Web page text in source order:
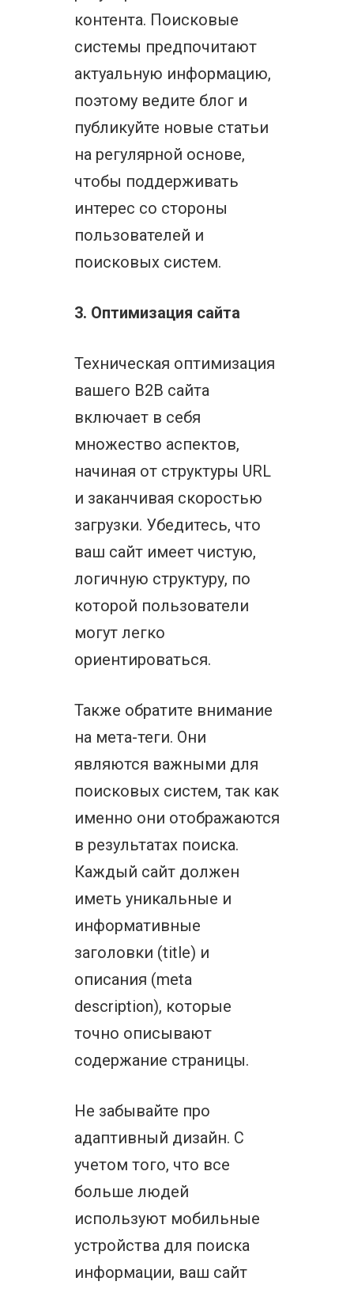
контента. Поисковые
системы предпочитают
актуальную информацию,
поэтому ведите блог и
публикуйте новые статьи
на регулярной основе,
чтобы поддерживать
интерес со стороны
пользователей и
поисковых систем.
3. Оптимизация сайта
Техническая оптимизация
вашего B2B сайта
включает в себя
множество аспектов,
начиная от структуры URL
и заканчивая скоростью
загрузки. Убедитесь, что
ваш сайт имеет чистую,
логичную структуру, по
которой пользователи
могут легко
ориентироваться.
Также обратите внимание
на мета-теги. Они
являются важными для
поисковых систем, так как
именно они отображаются
в результатах поиска.
Каждый сайт должен
иметь уникальные и
информативные
заголовки (title) и
описания (meta
description), которые
точно описывают
содержание страницы.
Не забывайте про
адаптивный дизайн. С
учетом того, что все
больше людей
используют мобильные
устройства для поиска
информации, ваш сайт